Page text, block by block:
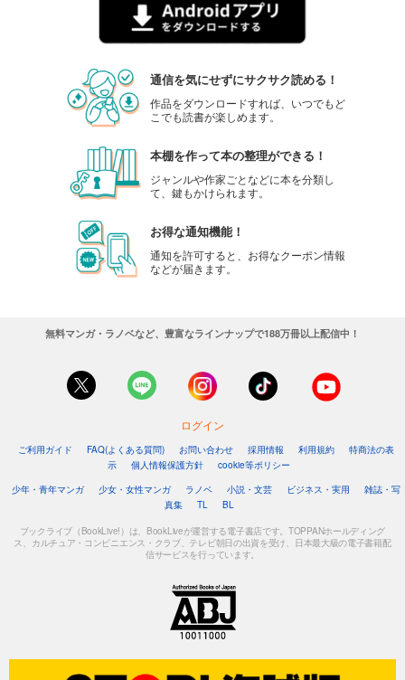
通信を気にせずにサクサク読める！
作品をダウンロードすれば、いつでもど
こでも読書が楽しめます。
本棚を作って本の整理ができる！
ジャンルや作家ごとなどに本を分類し
て、鍵もかけられます。
お得な通知機能！
通知を許可すると、お得なクーポン情報
などが届きます。
無料マンガ・ラノベなど、豊富なラインナップで188万冊以上配信中！
ログイン
ご利用ガイド FAQ(よくある質問) お問い合わせ 採用情報 利用規約
特商法の表
示
個人情報保護方針
cookie等ポリシー
少年・青年マンガ
少女・女性マンガ ラノベ 小説・文芸 ビジネス・実用
雑誌・写
真集
TL BL
ブックライブ（BookLive!）は、BookLiveが運営する電子書店です。TOPPANホールディング
ス、カルチュア・コンビニエンス・クラブ、テレビ朝日の出資を受け、日本最大級の電子書籍配
信サービスを行っています。